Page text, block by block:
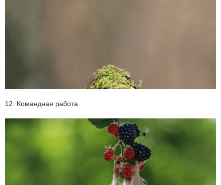
12. Командная работа